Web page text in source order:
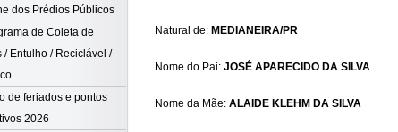
dos Prédios Públicos
de Coleta de
/ Entulho / Reciclável /
de feriados e pontos
2026
Natural de: MEDIANEIRA/PR
Nome do Pai: JOSÉ APARECIDO DA SILVA
Nome da Mãe: ALAIDE KLEHM DA SILVA